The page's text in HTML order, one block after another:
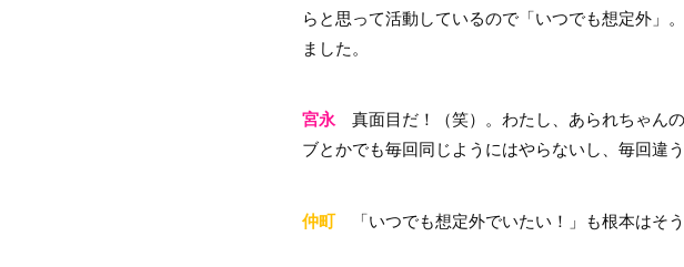
らと思って活動しているので「いつでも想定外」
ました。
宮永真面目だ！（笑）。わたし、あられちゃん
ブとかでも毎回同じようにはやらないし、毎回違
仲町「いつでも想定外でいたい！」も根本はそう